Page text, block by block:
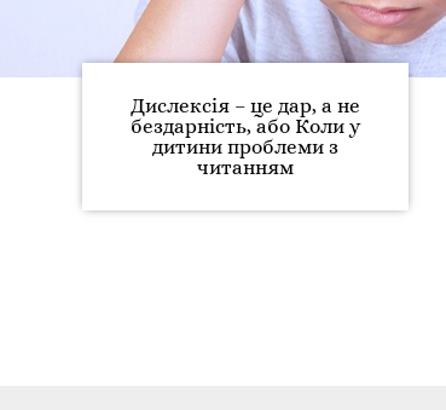
Дислексія – це дар, а не
бездарність, або Коли у
дитини проблеми з
читанням